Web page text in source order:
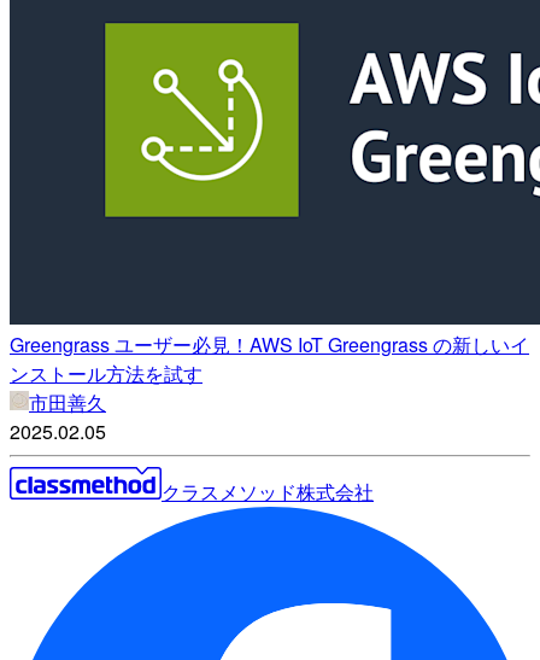
Greengrass ユーザー必見！AWS IoT Greengrass の新しいイ
ンストール方法を試す
市田善久
2025.02.05
クラスメソッド株式会社